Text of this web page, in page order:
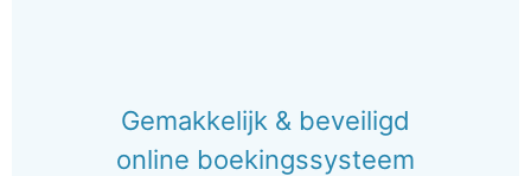
Gemakkelijk & beveiligd
online boekingssysteem